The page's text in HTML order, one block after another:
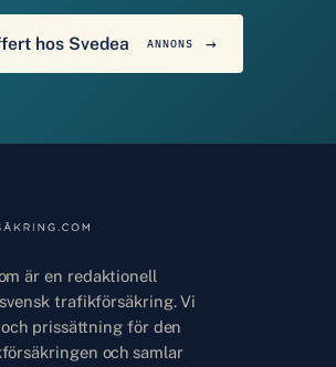
hos Svedea ANNONS
är en redaktionell
trafikförsäkring. Vi
prissättning för den
och samlar